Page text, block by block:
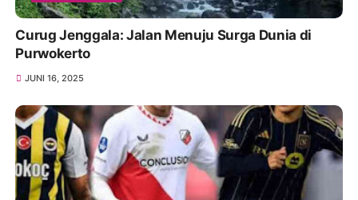
Curug Jenggala: Jalan Menuju Surga Dunia di
Purwokerto
JUNI 16, 2025